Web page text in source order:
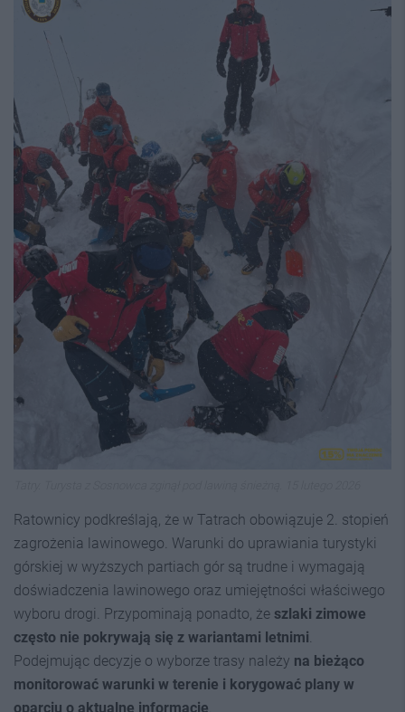
Ratownicy podkreślają, że w Tatrach obowiązuje 2. stopień
zagrożenia lawinowego. Warunki do uprawiania turystyki
górskiej w wyższych partiach gór są trudne i wymagają
doświadczenia lawinowego oraz umiejętności właściwego
wyboru drogi. Przypominają ponadto, że szlaki zimowe
często nie pokrywają się z wariantami letnimi.
Podejmując decyzje o wyborze trasy należy na bieżąco
monitorować warunki w terenie i korygować plany w
oparciu o aktualne informacje